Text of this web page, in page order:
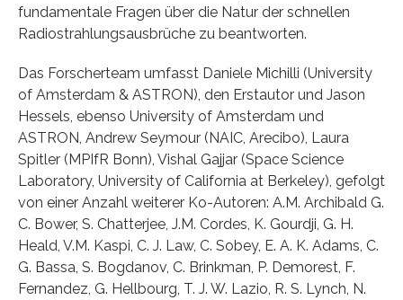
fundamentale Fragen über die Natur der schnellen
Radiostrahlungsausbrüche zu beantworten.
Das Forscherteam umfasst Daniele Michilli (University
of Amsterdam & ASTRON), den Erstautor und Jason
Hessels, ebenso University of Amsterdam und
ASTRON, Andrew Seymour (NAIC, Arecibo), Laura
Spitler (MPIfR Bonn), Vishal Gajjar (Space Science
Laboratory, University of California at Berkeley), gefolgt
von einer Anzahl weiterer Ko-Autoren: A.M. Archibald G.
C. Bower, S. Chatterjee, J.M. Cordes, K. Gourdji, G. H.
Heald, V.M. Kaspi, C. J. Law, C. Sobey, E. A. K. Adams, C.
G. Bassa, S. Bogdanov, C. Brinkman, P. Demorest, F.
Fernandez, G. Hellbourg, T. J. W. Lazio, R. S. Lynch, N.